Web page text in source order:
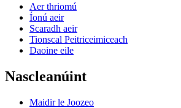
Aer thriomú
Íonú aeir
Scaradh aeir
Tionscal Peitriceimiceach
Daoine eile
Nascleanúint
Maidir le Joozeo